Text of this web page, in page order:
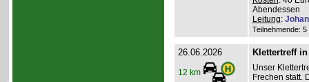
Abendessen
Leitung:
Teilnehmende:
26.06.2026
12 km
Klettertreff
Unser
Frechen statt.